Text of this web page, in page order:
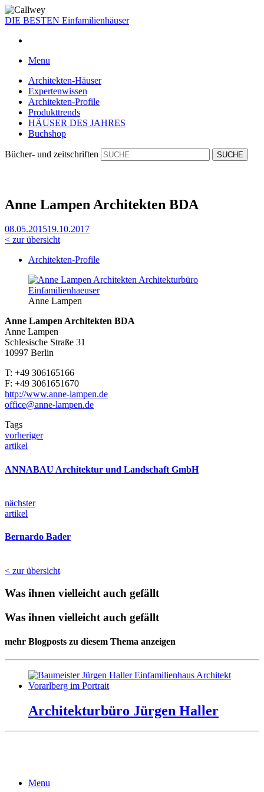
DIE BESTEN Einfamilienhäuser
Menu
Architekten-Häuser
Expertenwissen
Architekten-Profile
Produkttrends
HÄUSER DES JAHRES
Buchshop
Bücher- und zeitschriften
Anne Lam­pen Ar­chi­tek­ten BDA
08.05.201519.10.2017
< zur übersicht
Architekten-Profile
Anne Lam­pen
Anne Lampen Architekten BDA
Anne Lampen
Schlesische Straße 31
10997 Berlin
T: +49 306165166
F: +49 3061651670
http://www.anne-lampen.de
office@anne-lampen.de
Tags
vorheriger
artikel
AN­NA­BAU Ar­chi­tek­tur und Landschaft GmbH
nächster
artikel
Ber­na­rdo Ba­der
< zur übersicht
Was ihnen vielleicht auch gefällt
Was ihnen vielleicht auch gefällt
mehr Blogposts zu diesem Thema anzeigen
Ar­chi­tek­turbüro Jürgen Hal­ler
Menu